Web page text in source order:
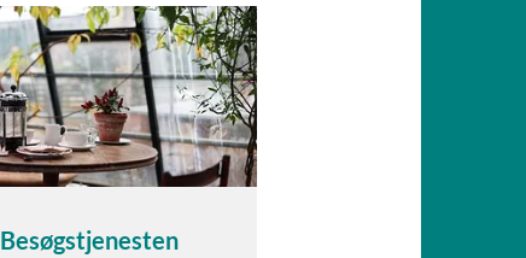
Besøgstjenesten